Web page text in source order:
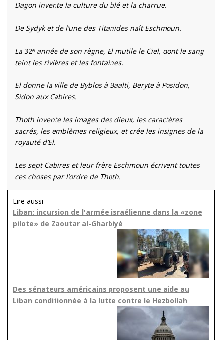
Dagon invente la culture du blé et la charrue.
De Sydyk et de l’une des Titanides naît Eschmoun.
La 32ᵉ année de son règne, El mutile le Ciel, dont le sang
teint les rivières et les fontaines.
El donne la ville de Byblos à Baalti, Beryte à Posidon,
Sidon aux Cabires.
Thoth invente les images des dieux, les caractères
sacrés, les emblèmes religieux, et crée les insignes de la
royauté d’El.
Les sept Cabires et leur frère Eschmoun écrivent toutes
ces choses par l’ordre de Thoth.
Lire aussi
Liban: incursion de l'armée israélienne dans la «zone
pilote» de Zaoutar al-Gharbiyé
Des sénateurs américains proposent une aide au
Liban conditionnée à la lutte contre le Hezbollah